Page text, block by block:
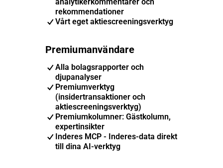
rekommendationer
Vårt eget aktiescreeningsverktyg
Premiumanvändare
Alla bolagsrapporter och
djupanalyser
Premiumverktyg
(insidertransaktioner och
aktiescreeningsverktyg)
Premiumkolumner: Gästkolumn,
expertinsikter
Inderes MCP - Inderes-data direkt
till dina AI-verktyg